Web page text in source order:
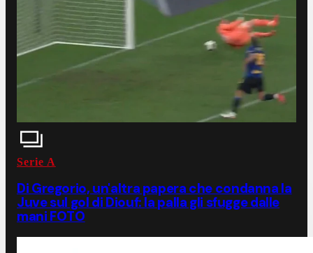
Serie A
Di Gregorio, un'altra papera che condanna la
Juve sul gol di Diouf: la palla gli sfugge dalle
mani FOTO